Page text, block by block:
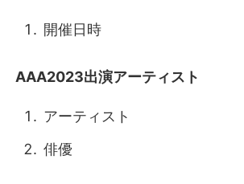
開催日時
AAA2023出演アーティスト
アーティスト
俳優